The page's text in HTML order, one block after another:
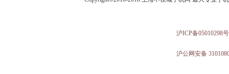
沪ICP备05010298号
沪公网安备